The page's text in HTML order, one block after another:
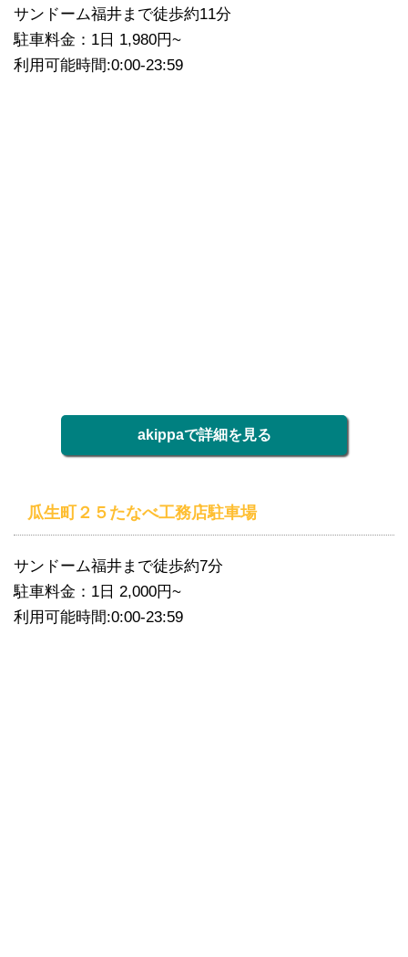
サンドーム福井まで徒歩約11分
駐車料金：1日 1,980円~
利用可能時間:0:00-23:59
akippaで詳細を見る
瓜生町２５たなべ工務店駐車場
サンドーム福井まで徒歩約7分
駐車料金：1日 2,000円~
利用可能時間:0:00-23:59